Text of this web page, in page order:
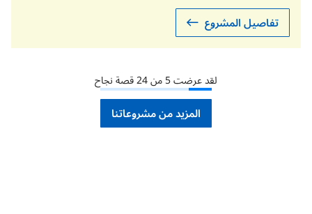
تفاصيل المشروع
لقد عرضت5من24قصة نجاح
المزيد من مشروعاتنا